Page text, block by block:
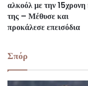
αλκοόλ με την
της – Μέθυσε και
προκάλεσε επεισόδια
Σπόρ